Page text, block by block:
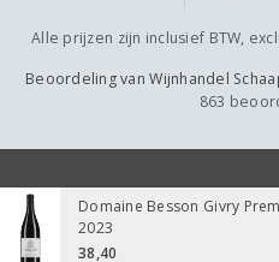
Domaine Besson Givry
2023
38,40
Alle prijzen zijn inclusief BTW,
Beoordeling vanWijnhandel
863